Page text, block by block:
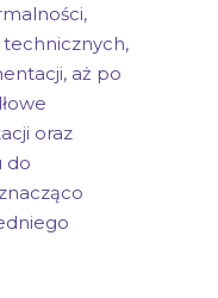
aż po
oraz
do